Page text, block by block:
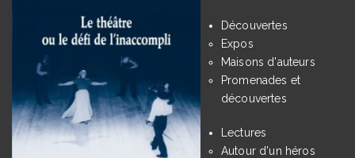
Découvertes
Expos
Maisons d'auteurs
Promenades et
découvertes
Lectures
Autour d'un héros